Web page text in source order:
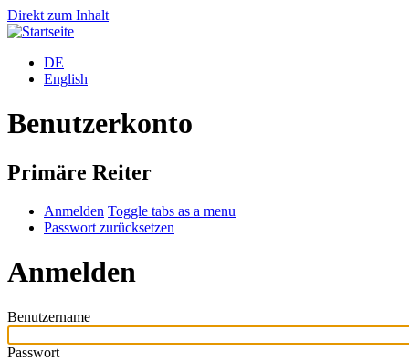
Direkt zum Inhalt
DE
English
Benutzerkonto
Primäre Reiter
Anmelden Toggle tabs as a menu
Passwort zurücksetzen
Anmelden
Benutzername
Passwort